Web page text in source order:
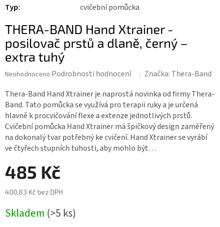
Typ: cvičební pomůcka
THERA-BAND Hand Xtrainer -
posilovač prstů a dlaně, černý –
extra tuhý
Průměrné
produktu
je
0,0
z 5
hvězdiček.
Neohodnoceno Podrobnosti hodnocení Značka: Thera-Band
Thera-Band Hand Xtrainer je naprostá novinka od firmy Thera-
Band. Tato pomůcka se využívá pro terapii ruky a je určená
hlavně k procvičování flexe a extenze jednotlivých prstů.
Cvičební pomůcka Hand Xtrainer má špičkový design zaměřený
na dokonalý tvar potřebný ke cvičení. Hand Xtrainer se vyrábí
ve čtyřech stupních tuhosti, aby mohlo být…
485 Kč
400,83 Kč bez DPH
cena:
Skladem (>5 ks)